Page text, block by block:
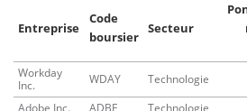
Entreprise
Code
boursier
Secteur
Workday
Inc.
WDAY Technologie
Adobe Inc.
ADBE Technologie